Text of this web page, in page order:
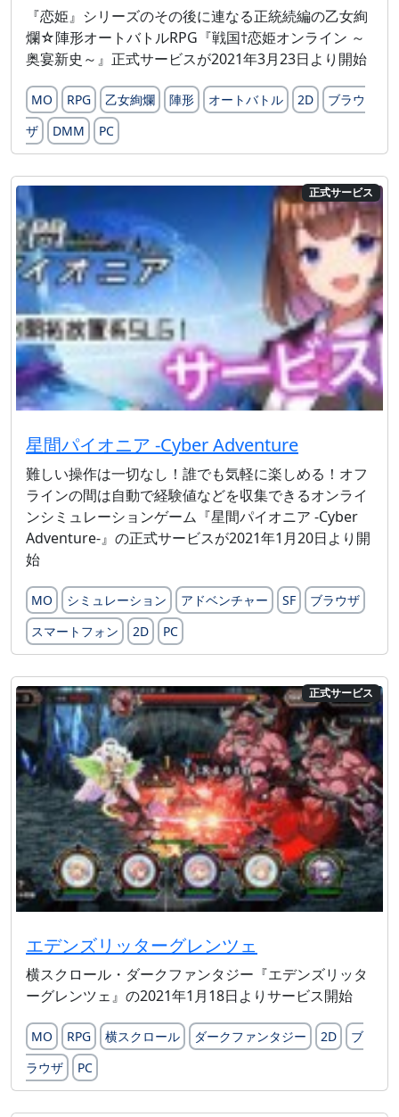
『恋姫』シリーズのその後に連なる正統続編の乙女絢
爛☆陣形オートバトルRPG『戦国†恋姫オンライン ～
奥宴新史～』正式サービスが2021年3月23日より開始
MO RPG 乙女絢爛 陣形 オートバトル 2D
ブラウ
ザ
DMM PC
正式サービス
星間パイオニア -Cyber Adventure
難しい操作は一切なし！誰でも気軽に楽しめる！オフ
ラインの間は自動で経験値などを収集できるオンライ
ンシミュレーションゲーム『星間パイオニア -Cyber
Adventure-』の正式サービスが2021年1月20日より開
始
MO シミュレーション アドベンチャー SF
ブラウザ
スマートフォン
2D PC
正式サービス
エデンズリッターグレンツェ
横スクロール・ダークファンタジー『エデンズリッタ
ーグレンツェ』の2021年1月18日よりサービス開始
MO RPG 横スクロール ダークファンタジー 2D
ブ
ラウザ
PC